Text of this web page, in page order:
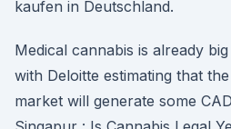
kaufen in Deutschland.
Medical cannabis is already
with Deloitte estimating that
market will generate some